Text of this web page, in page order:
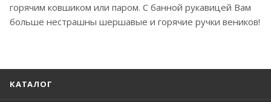
горячим ковшиком или паром. С банной рукавицей Вам
больше нестрашны шершавые и горячие ручки веников!
КАТАЛОГ